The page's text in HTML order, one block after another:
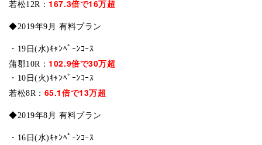
若松12R： 167.3倍で16万超
◆2019年9月 有料プラン
・19日(水)ｷｬﾝﾍﾟｰﾝｺｰｽ
蒲郡10R： 102.9倍で30万超
・10日(火)ｷｬﾝﾍﾟｰﾝｺｰｽ
若松8R： 65.1倍で13万超
◆2019年8月 有料プラン
・16日(水)ｷｬﾝﾍﾟｰﾝｺｰｽ